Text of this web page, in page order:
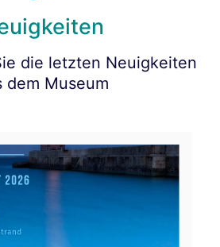
die letzten Neuigkeiten
dem Museum